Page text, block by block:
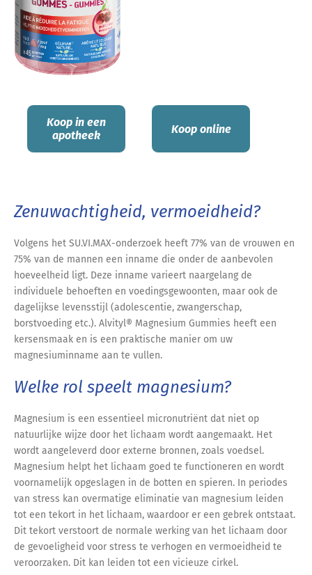
Koop in een
apotheek
Koop online
Zenuwachtigheid, vermoeidheid?
Volgens het SU.VI.MAX-onderzoek heeft 77% van de vrouwen en
75% van de mannen een inname die onder de aanbevolen
hoeveelheid ligt. Deze inname varieert naargelang de
individuele behoeften en voedingsgewoonten, maar ook de
dagelijkse levensstijl (adolescentie, zwangerschap,
borstvoeding etc.). Alvityl® Magnesium Gummies heeft een
kersensmaak en is een praktische manier om uw
magnesiuminname aan te vullen.
Welke rol speelt magnesium?
Magnesium is een essentieel micronutriënt dat niet op
natuurlijke wijze door het lichaam wordt aangemaakt. Het
wordt aangeleverd door externe bronnen, zoals voedsel.
Magnesium helpt het lichaam goed te functioneren en wordt
voornamelijk opgeslagen in de botten en spieren. In periodes
van stress kan overmatige eliminatie van magnesium leiden
tot een tekort in het lichaam, waardoor er een gebrek ontstaat.
Dit tekort verstoort de normale werking van het lichaam door
de gevoeligheid voor stress te verhogen en vermoeidheid te
veroorzaken. Dit kan leiden tot een vicieuze cirkel.